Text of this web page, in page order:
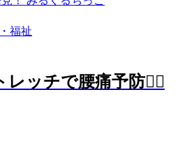
福祉
ッチで腰痛予防🏃‍♀️